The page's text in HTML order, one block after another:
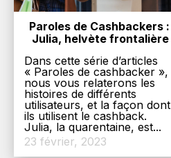
Paroles de Cashbackers :
Julia, helvète frontalière
Dans cette série d’articles
« Paroles de cashbacker »,
nous vous relaterons les
histoires de différents
utilisateurs, et la façon dont
ils utilisent le cashback.
Julia, la quarentaine, est...
23 février, 2023